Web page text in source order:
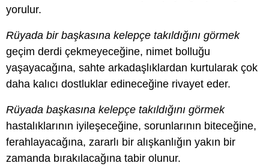
yorulur.
Rüyada bir başkasına kelepçe takıldığını görmek
geçim derdi çekmeyeceğine, nimet bolluğu
yaşayacağına, sahte arkadaşlıklardan kurtularak çok
daha kalıcı dostluklar edineceğine rivayet eder.
Rüyada başkasına kelepçe takıldığını görmek
hastalıklarının iyileşeceğine, sorunlarının biteceğine,
ferahlayacağına, zararlı bir alışkanlığın yakın bir
zamanda bırakılacağına tabir olunur.